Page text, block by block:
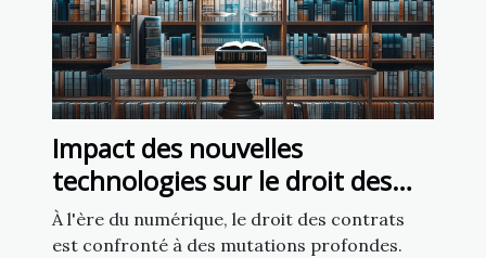
Impact des nouvelles
technologies sur le droit des
contrats
À l'ère du numérique, le droit des contrats
est confronté à des mutations profondes.